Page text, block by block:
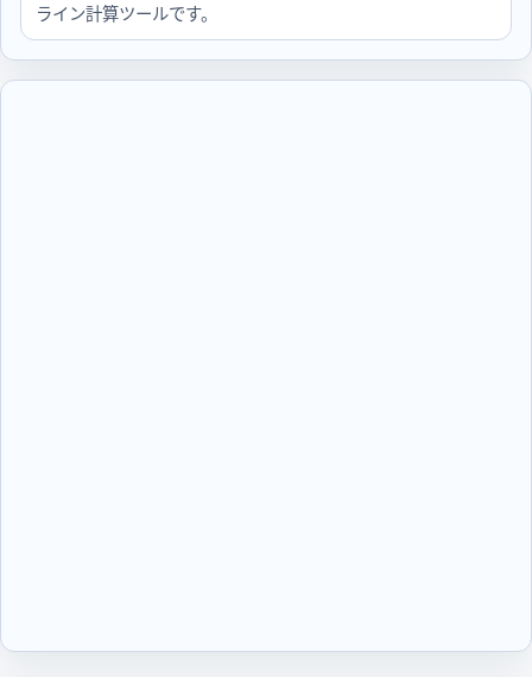
ライン計算ツールです。